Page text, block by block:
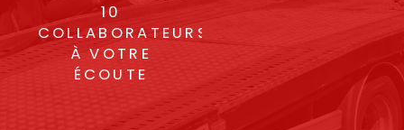
10
COLLABORATEURS
À VOTRE
ÉCOUTE